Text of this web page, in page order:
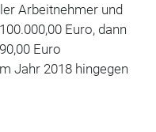
Arbeitnehmer und
Euro, dann
Euro
Jahr 2018 hingegen